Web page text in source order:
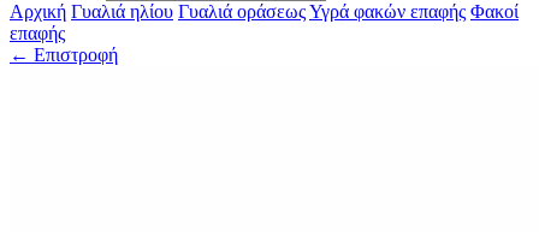
Αρχική Γυαλιά ηλίου Γυαλιά οράσεωςΥγρά φακών επαφής Φακοί
επαφής
← Επιστροφή